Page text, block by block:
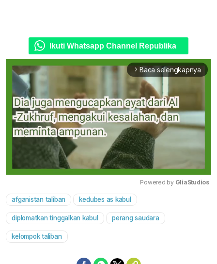
Ikuti Whatsapp Channel Republika
arrow_forward_ios Baca selengkapnya
Powered by GliaStudios
afganistan taliban kedubes as kabul
diplomatkan tinggalkan kabul perang saudara
kelompok taliban